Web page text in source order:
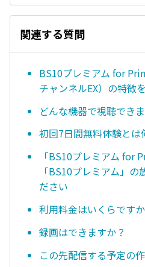
関連する質問
BS10プレミアム for
チャンネルEX）の特徴
どんな機器で視聴でき
初回7日間無料体験とは
「BS10プレミアム for
「BS10プレミアム」
ださい
利用料金はいくらです
録画はできますか？
この先配信する予定の